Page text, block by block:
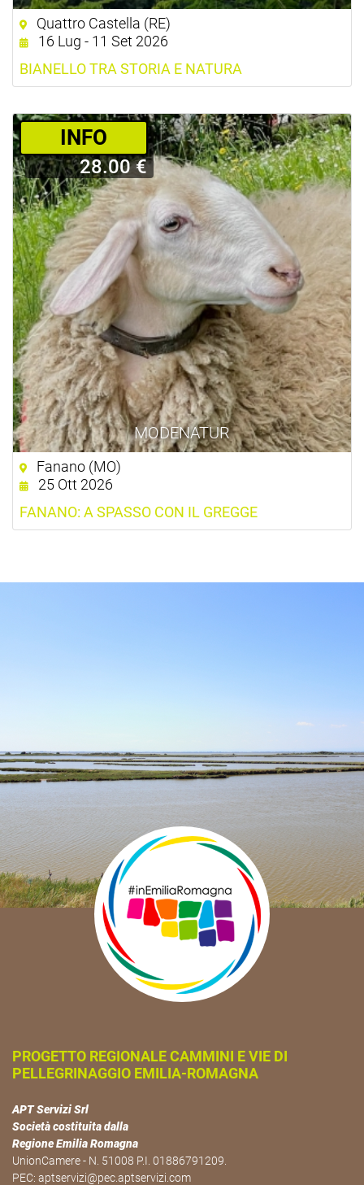
Quattro Castella (RE)
16 Lug - 11 Set 2026
BIANELLO TRA STORIA E NATURA
MODENATUR
­INFO
28.00 €
Fanano (MO)
25 Ott 2026
FANANO: A SPASSO CON IL GREGGE
PROGETTO REGIONALE CAMMINI E VIE DI
PELLEGRINAGGIO EMILIA-ROMAGNA
APT Servizi Srl
Società costituita dalla
Regione Emilia Romagna
UnionCamere - N. 51008 P.I. 01886791209.
PEC: aptservizi@pec.aptservizi.com